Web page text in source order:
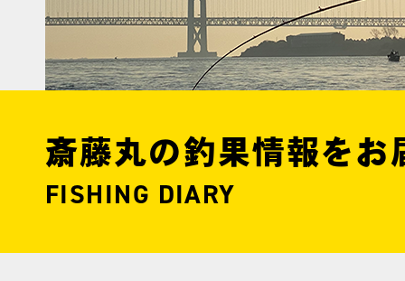
斎藤丸の釣果情報をお
FISHING DIARY